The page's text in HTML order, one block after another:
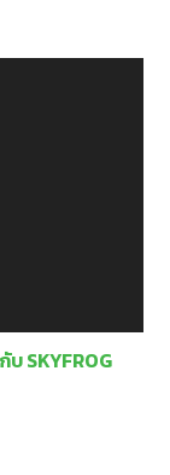
Management